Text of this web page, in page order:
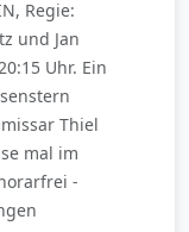
Regie:
und Jan
Uhr. Ein
Thiel
mal im
-